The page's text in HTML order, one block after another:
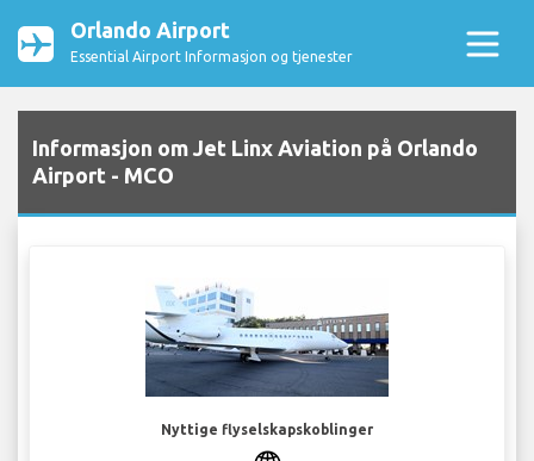
Orlando Airport
Essential Airport Informasjon og tjenester
Informasjon om Jet Linx Aviation på Orlando
Airport - MCO
Nyttige flyselskapskoblinger